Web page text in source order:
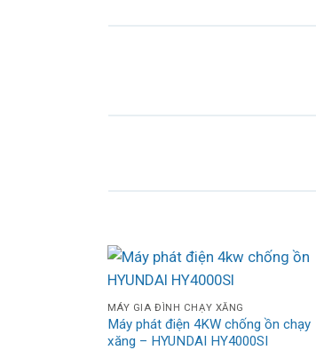
MÁY GIA ĐÌNH CHẠY XĂNG
Máy phát điện 4KW chống ồn chạy
xăng – HYUNDAI HY4000SI